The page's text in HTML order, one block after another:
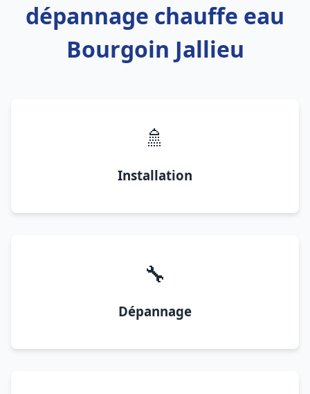
dépannage chauffe eau
Bourgoin Jallieu
🚿
Installation
🔧
Dépannage